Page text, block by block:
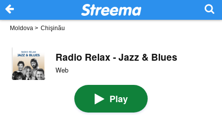
Moldova > Chişinău
Radio Relax - Jazz & Blues
Web
Play